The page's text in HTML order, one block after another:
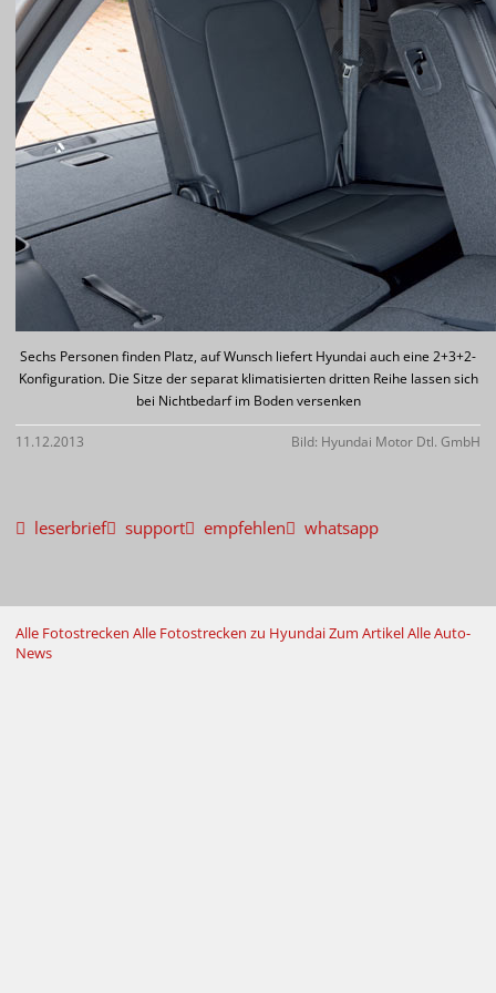
Sechs Personen finden Platz, auf Wunsch liefert Hyundai auch eine 2+3+2-
Konfiguration. Die Sitze der separat klimatisierten dritten Reihe lassen sich
bei Nichtbedarf im Boden versenken
11.12.2013 Bild: Hyundai Motor Dtl. GmbH
leserbrief support empfehlen whatsapp
Alle Fotostrecken Alle Fotostrecken zu HyundaiZum ArtikelAlle Auto-
News